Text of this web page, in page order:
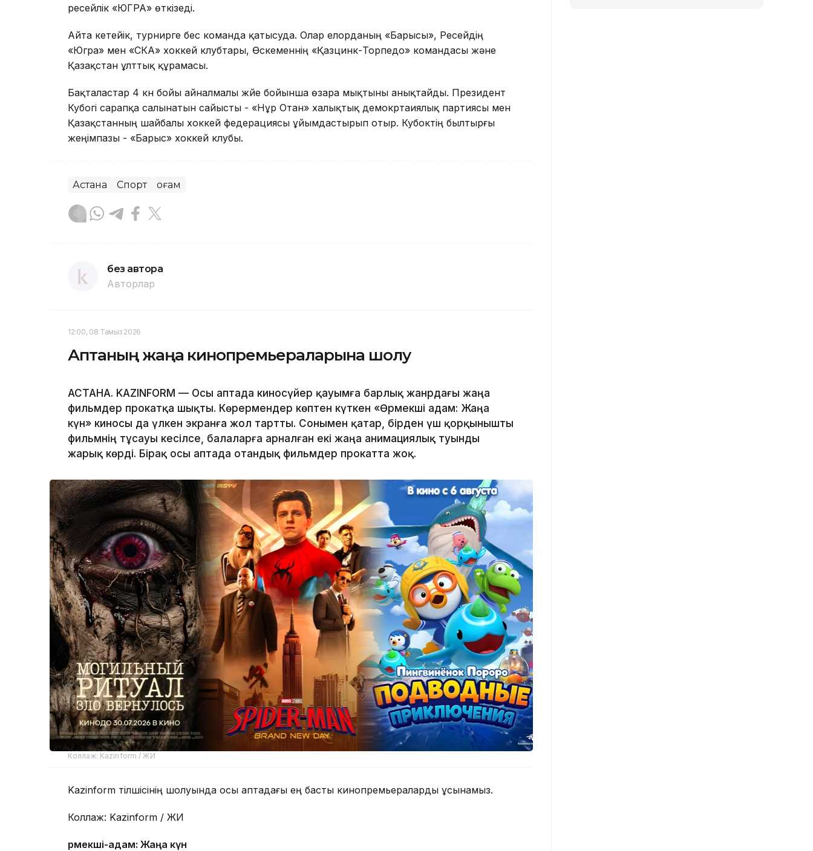
ресейлік «ЮГРА» өткізеді.
Айта кетейік, турнирге бес команда қатысуда. Олар елорданың «Барысы», Ресейдің
«Югра» мен «СКА» хоккей клубтары, Өскеменнің «Қазцинк-Торпедо» командасы және
Қазақстан ұлттық құрамасы.
Бақталастар 4 күн бойы айналмалы жүйе бойынша өзара мықтыны анықтайды. Президент
Кубогі сарапқа салынатын сайысты - «Нұр Отан» халықтық демокртаиялық партиясы мен
Қазақстанның шайбалы хоккей федерациясы ұйымдастырып отыр. Кубоктің былтырғы
жеңімпазы - «Барыс» хоккей клубы.
Астана Спорт Қоғам
без автора
Авторлар
12:00, 08 Тамыз 2026
Аптаның жаңа кинопремьераларына шолу
АСТАНА. KAZINFORM — Осы аптада киносүйер қауымға барлық жанрдағы жаңа
фильмдер прокатқа шықты. Көрермендер көптен күткен «Өрмекші адам: Жаңа
күн» киносы да үлкен экранға жол тартты. Сонымен қатар, бірден үш қорқынышты
фильмнің тұсауы кесілсе, балаларға арналған екі жаңа анимациялық туынды
жарық көрді. Бірақ осы аптада отандық фильмдер прокатта жоқ.
Коллаж: Kazinform / ЖИ
Kazinform тілшісінің шолуында осы аптадағы ең басты кинопремьераларды ұсынамыз.
Коллаж: Kazinform / ЖИ
Өрмекші-адам: Жаңа күн